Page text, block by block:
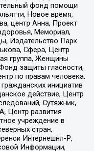
фонд помощи
Новое время,
центр Анна, Проект
Мемориал,
Издательство Парк
Сфера, Центр
группа, Женщины
защиты гласности,
по правам человека,
инициатив
действие, Центр
Сутяжник,
развития
учреждение в
стран,
Интернешнл-Р,
Информации,